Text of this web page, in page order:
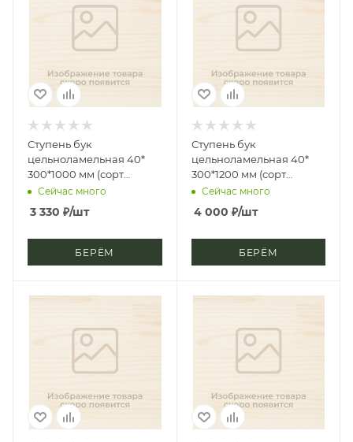
Ступень бук
цельноламельная 40*
300*1000 мм (сорт
Экстра)
Сейчас много
3 330 ₽/шт
БЕРЁМ
Ступень бук
цельноламельная 40*
300*1200 мм (сорт
Экстра)
Сейчас много
4 000 ₽/шт
БЕРЁМ